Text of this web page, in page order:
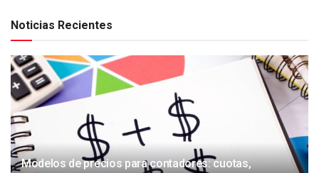
Noticias Recientes
Modelos de precios para contadores: cuotas,